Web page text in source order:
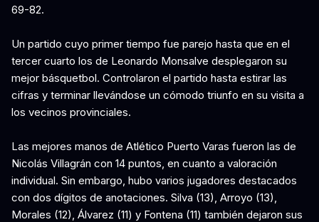
69-82.
Un partido cuyo primer tiempo fue parejo hasta que en el
tercer cuarto los de Leonardo Monsalve desplegaron su
mejor básquetbol. Controlaron el partido hasta estirar las
cifras y terminar llevándose un cómodo triunfo en su visita a
los vecinos provinciales.
Las mejores manos de Atlético Puerto Varas fueron las de
Nicolás Villagrán con 14 puntos, en cuanto a valoración
individual. Sin embargo, hubo varios jugadores destacados
con dos dígitos de anotaciones. Silva (13), Arroyo (13),
Morales (12), Álvarez (11) y Fontena (11) también dejaron sus